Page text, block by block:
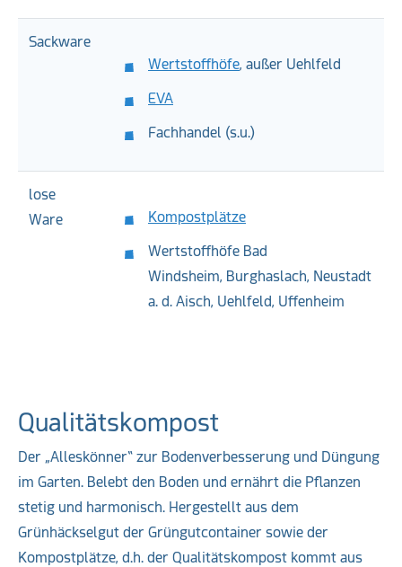
Sackware
Wertstoffhöfe, außer Uehlfeld
EVA
Fachhandel (s.u.)
lose
Ware
Kompostplätze
Wertstoffhöfe Bad
Windsheim, Burghaslach, Neustadt
a. d. Aisch, Uehlfeld, Uffenheim
Qualitätskompost
Der „Alleskönner“ zur Bodenverbesserung und Düngung
im Garten. Belebt den Boden und ernährt die Pflanzen
stetig und harmonisch. Hergestellt aus dem
Grünhäckselgut der Grüngutcontainer sowie der
Kompostplätze, d.h. der Qualitätskompost kommt aus